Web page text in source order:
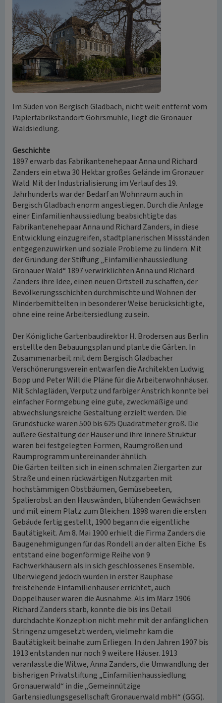
Im Süden von Bergisch Gladbach, nicht weit entfernt vom
Papierfabrikstandort Gohrsmühle, liegt die Gronauer
Waldsiedlung.
Geschichte
1897 erwarb das Fabrikantenehepaar Anna und Richard
Zanders ein etwa 30 Hektar großes Gelände im Gronauer
Wald. Mit der Industrialisierung im Verlauf des 19.
Jahrhunderts war der Bedarf an Wohnraum auch in
Bergisch Gladbach enorm angestiegen. Durch die Anlage
einer Einfamilienhaussiedlung beabsichtigte das
Fabrikantenehepaar Anna und Richard Zanders, in diese
Entwicklung einzugreifen, stadtplanerischen Missständen
entgegenzuwirken und soziale Probleme zu lindern. Mit
der Gründung der Stiftung „Einfamilienhaussiedlung
Gronauer Wald“ 1897 verwirklichten Anna und Richard
Zanders ihre Idee, einen neuen Ortsteil zu schaffen, der
Bevölkerungsschichten durchmischte und Wohnen der
Minderbemittelten in besonderer Weise berücksichtigte,
ohne eine reine Arbeitersiedlung zu sein.
Der Königliche Gartenbaudirektor H. Brodersen aus Berlin
erstellte den Bebauungsplan und plante die Gärten. In
Zusammenarbeit mit dem Bergisch Gladbacher
Verschönerungsverein entwarfen die Architekten Ludwig
Bopp und Peter Will die Pläne für die Arbeiterwohnhäuser.
Mit Schlagläden, Verputz und farbiger Anstrich konnte bei
einfacher Formgebung eine gute, zweckmäßige und
abwechslungsreiche Gestaltung erzielt werden. Die
Grundstücke waren 500 bis 625 Quadratmeter groß. Die
äußere Gestaltung der Häuser und ihre innere Struktur
waren bei festgelegten Formen, Raumgrößen und
Raumprogramm untereinander ähnlich.
Die Gärten teilten sich in einen schmalen Ziergarten zur
Straße und einen rückwärtigen Nutzgarten mit
hochstämmigen Obstbäumen, Gemüsebeeten,
Spalierobst an den Hauswänden, blühenden Gewächsen
und mit einem Platz zum Bleichen. 1898 waren die ersten
Gebäude fertig gestellt, 1900 begann die eigentliche
Bautätigkeit. Am 8. Mai 1900 erhielt die Firma Zanders die
Baugenehmigungen für das Rondell an der alten Eiche. Es
entstand eine bogenförmige Reihe von 9
Fachwerkhäusern als in sich geschlossenes Ensemble.
Überwiegend jedoch wurden in erster Bauphase
freistehende Einfamilienhäuser errichtet, auch
Doppelhäuser waren die Ausnahme. Als im März 1906
Richard Zanders starb, konnte die bis ins Detail
durchdachte Konzeption nicht mehr mit der anfänglichen
Stringenz umgesetzt werden, vielmehr kam die
Bautätigkeit beinahe zum Erliegen. In den Jahren 1907 bis
1913 entstanden nur noch 9 weitere Häuser. 1913
veranlasste die Witwe, Anna Zanders, die Umwandlung der
bisherigen Privatstiftung „Einfamilienhaussiedlung
Gronauerwald“ in die „Gemeinnützige
Gartensiedlungsgesellschaft Gronauerwald mbH“ (GGG).